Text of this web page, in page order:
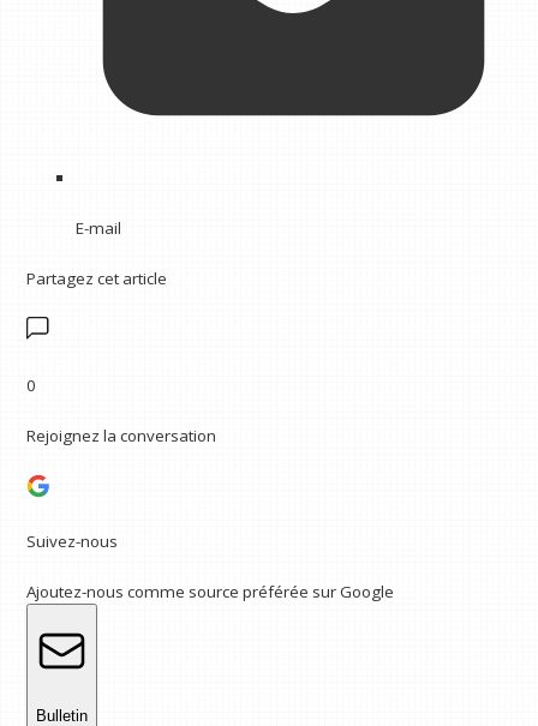
E-mail
Partagez cet article
0
Rejoignez la conversation
Suivez-nous
Ajoutez-nous comme source préférée sur Google
Bulletin